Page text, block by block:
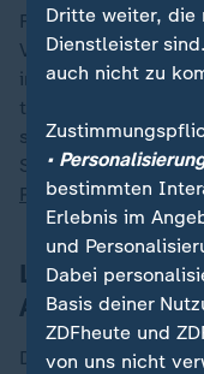
Für die Arbeiten
Vor allem Torf, um
im Moor
tief im Boden
sollen, werden
Strauchwerk
Reptilienund
Landwirte
Anbaufläche
Die Landwirtschaft
Dritte weiter, die
Dienstleister
auch nicht zu
•
bestimmten
Erlebnis im
und
Dabei
Basis deiner
ZDFheute und
von uns nicht